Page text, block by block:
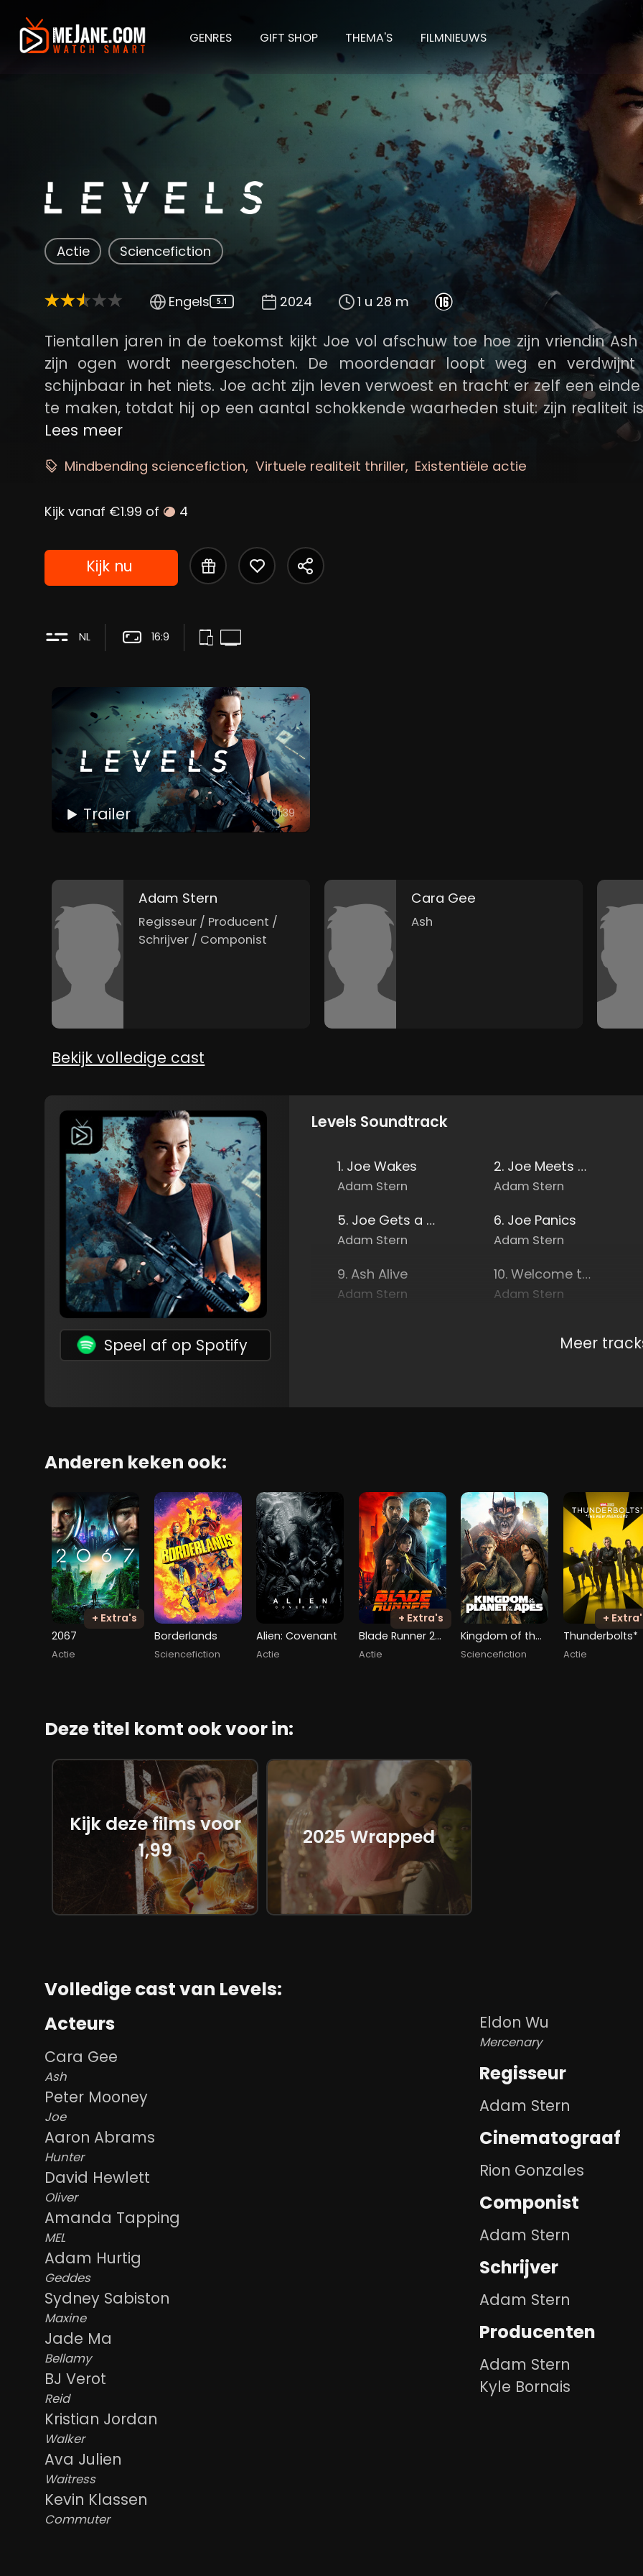
GENRES GIFT SHOP THEMA'S FILMNIEUWS
Levels
Actie Sciencefiction
Engels 5.1 2024 1 u 28 m
Tientallen jaren in de toekomst kijkt Joe vol afschuw toe hoe zijn vriendin Ash
zijn ogen wordt neergeschoten. De moordenaar loopt weg en
schijnbaar in het niets. Joe acht zijn leven verwoest en tracht er zelf een
te maken, totdat hij op een aantal schokkende waarheden stuit: zijn realiteit
wat het lijkt te zijn. En Joe is misschien wel de enige persoon die het kan
Lees meer
Mindbending sciencefiction Virtuele realiteit thriller Existentiële actie
Kijk vanaf €1.99 of 4
Kijk nu
NL 16:9
Trailer 01:39
Adam Stern
Regisseur / Producent /
Schrijver / Componist
Cara Gee
Ash
Bekijk volledige cast
Levels Soundtrack
Speel af op Spotify
1. Joe Wakes
Adam Stern
2. Joe Meets Ash
Adam Stern
5. Joe Gets a Gun
Adam Stern
6. Joe Panics
Adam Stern
9. Ash Alive
Adam Stern
10. Welcome to Prime
Adam Stern
Meer
Anderen keken ook:
+ Extra's
2067
Actie
Borderlands
Sciencefiction
Alien: Covenant
Actie
+ Extra's
Blade Runner 2049
Actie
Kingdom of the Planet of the Apes
Sciencefiction
+
Thunderbolts*
Actie
Deze titel komt ook voor in:
Kijk deze films voor
1,99
2025 Wrapped
Volledige cast van Levels:
Acteurs
Cara Gee
Ash
Peter Mooney
Joe
Aaron Abrams
Hunter
David Hewlett
Oliver
Amanda Tapping
MEL
Adam Hurtig
Geddes
Sydney Sabiston
Maxine
Jade Ma
Bellamy
BJ Verot
Reid
Kristian Jordan
Walker
Ava Julien
Waitress
Kevin Klassen
Commuter
Eldon Wu
Mercenary
Regisseur
Adam Stern
Cinematograaf
Rion Gonzales
Componist
Adam Stern
Schrijver
Adam Stern
Producenten
Adam Stern
Kyle Bornais